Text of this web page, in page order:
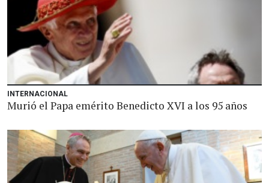
INTERNACIONAL
Murió el Papa emérito Benedicto XVI a los 95 años